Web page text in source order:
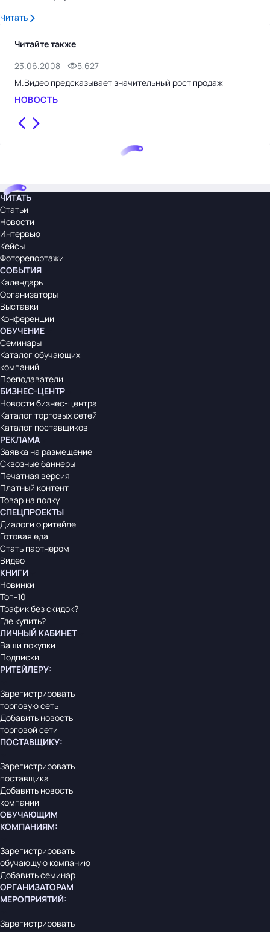
Читать
Читайте также
23.06.2008
5,627
М.Видео предсказывает значительный рост продаж
НОВОСТЬ
ЧИТАТЬ
Статьи
Новости
Интервью
Кейсы
Фоторепортажи
СОБЫТИЯ
Календарь
Организаторы
Выставки
Конференции
ОБУЧЕНИЕ
Семинары
Каталог обучающих
компаний
Преподаватели
БИЗНЕС-ЦЕНТР
Новости бизнес-центра
Каталог торговых сетей
Каталог поставщиков
РЕКЛАМА
Заявка на размещение
Сквозные баннеры
Печатная версия
Платный контент
Товар на полку
СПЕЦПРОЕКТЫ
Диалоги о ритейле
Готовая еда
Стать партнером
Видео
КНИГИ
Новинки
Топ-10
Трафик без скидок?
Где купить?
ЛИЧНЫЙ КАБИНЕТ
Ваши покупки
Подписки
РИТЕЙЛЕРУ:
Зарегистрировать
торговую сеть
Добавить новость
торговой сети
ПОСТАВЩИКУ:
Зарегистрировать
поставщика
Добавить новость
компании
ОБУЧАЮЩИМ
КОМПАНИЯМ:
Зарегистрировать
обучающую компанию
Добавить семинар
ОРГАНИЗАТОРАМ
МЕРОПРИЯТИЙ:
Зарегистрировать